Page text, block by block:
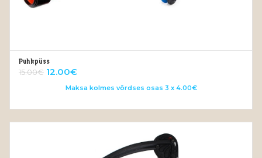
Puhkpüss
15.00€ Algne
hind
15.00€.
12.00€Current
price
12.00€.
Maksa kolmes võrdses osas 3 x 4.00€